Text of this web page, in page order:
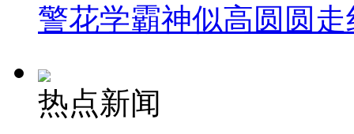
警花学霸神似高圆圆走
热点新闻